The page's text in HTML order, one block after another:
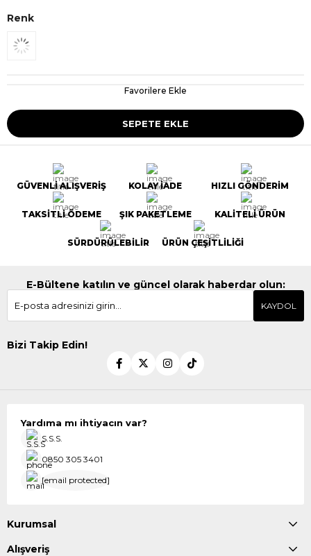
Renk
Favorilere Ekle
GÜVENLİ ALIŞVERİŞ KOLAY İADE HIZLI GÖNDERİM
TAKSİTLİ ÖDEME ŞIK PAKETLEME KALİTELİ ÜRÜN
SÜRDÜRÜLEBİLİR ÜRÜN ÇEŞİTLİLİĞİ
E-Bültene katılın ve güncel olarak haberdar olun:
KAYDOL
Bizi Takip Edin!
Yardıma mı ihtiyacın var?
S.S.S.
0850 305 3401
[email protected]
Kurumsal
Alışveriş